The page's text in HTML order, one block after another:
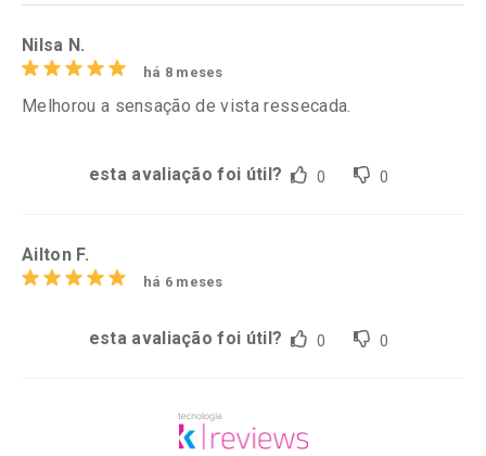
Nilsa N.
há 8 meses
Melhorou a sensação de vista ressecada.
esta avaliação foi útil? 0 0
Ailton F.
há 6 meses
esta avaliação foi útil? 0 0